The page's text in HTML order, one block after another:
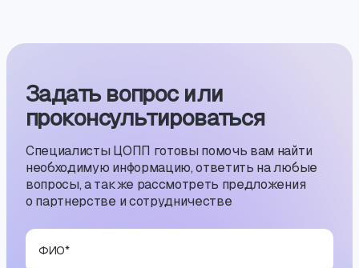
Задать вопрос или
проконсуль­тиро­ваться
Специалисты ЦОПП готовы помочь вам найти
необходимую информацию, ответить на любые
вопросы, а также рассмотреть предложения
о партнерстве и сотрудничестве
ФИО*